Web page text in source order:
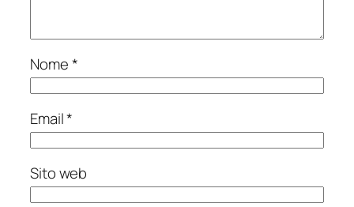
Nome*
Email*
Sito web